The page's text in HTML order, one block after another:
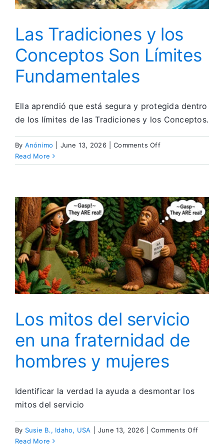
Las Tradiciones y los
Conceptos Son Límites
Fundamentales
Ella aprendió que está segura y protegida dentro
de los límites de las Tradiciones y los Conceptos.
By Anónimo June 13, 2026 Comments Offon
Tradiciones
Conceptos
Son
Límites
Fundamentales
Read More
Los mitos del servicio
en una fraternidad de
hombres y mujeres
Identificar la verdad la ayuda a desmontar los
mitos del servicio
By Susie B., Idaho, USA June 13, 2026 Comments Offon
Read More